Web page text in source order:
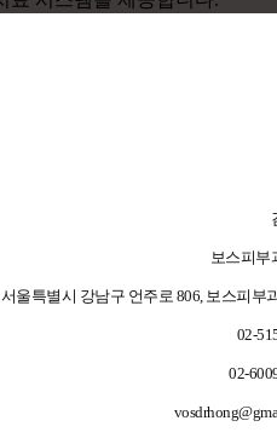
보스피부
서울특별시 강남구 언주로 806, 보스피부
02-
02-